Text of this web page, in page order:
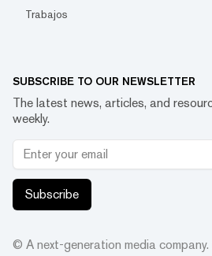
Trabajos
SUBSCRIBE TO OUR NEWSLETTER
The latest news, articles, and
weekly.
Subscribe
© A next-generation media company.